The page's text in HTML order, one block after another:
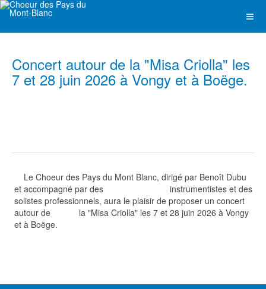
Concert autour de la "Misa Criolla" les
7 et 28 juin 2026 à Vongy et à Boëge.
Le Choeur des Pays du Mont Blanc, dirigé par Benoît Dubu
et accompagné par des instrumentistes et des
solistes professionnels, aura le plaisir de proposer un concert
autour de la "Misa Criolla" les 7 et 28 juin 2026 à Vongy
et à Boëge.